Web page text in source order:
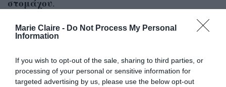
Marie Claire - Do Not Process My Personal
Information
If you wish to opt-out of the sale, sharing to third parties, or
processing of your personal or sensitive information for
targeted advertising by us, please use the below opt-out
στομάχου.
Το συμπέρασμα, όπως συμβαίνει συνήθως σε
τέτοιες περιπτώσεις; Απαιτούνται
περισσότερες μελέτεςγια να επιβεβαιωθεί ή
να διαψευστεί.